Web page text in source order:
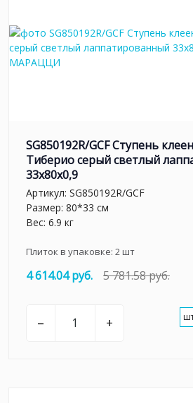
SG850192R/GCF Ступень
Тиберио серый светлый
33x80x0,9
Артикул: SG850192R/GCF
Размер: 80*33 см
Вес: 6.9 кг
Плиток в упаковке: 2шт
4 614.04 руб. 5 781.58 руб.
– +